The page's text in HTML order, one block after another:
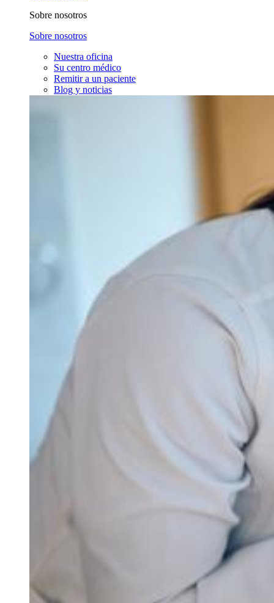
Sobre nosotros
Sobre nosotros
Nuestra oficina
Su centro médico
Remitir a un paciente
Blog y noticias